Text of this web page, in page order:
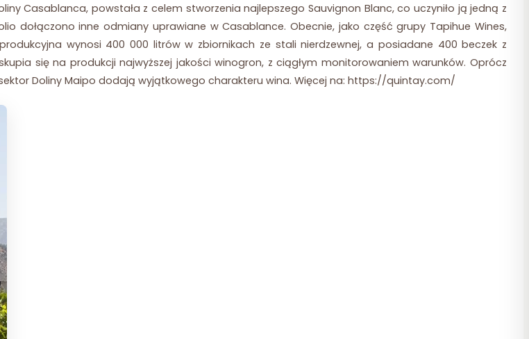
Casablanca, powstała z celem stworzenia najlepszego Sauvignon Blanc, co uczyniło ją jedną z
dołączono inne odmiany uprawiane w Casablance. Obecnie, jako część grupy Tapihue Wines,
wynosi 400 000 litrów w zbiornikach ze stali nierdzewnej, a posiadane 400 beczek z
się na produkcji najwyższej jakości winogron, z ciągłym monitorowaniem warunków. Oprócz
Doliny Maipo dodają wyjątkowego charakteru wina. Więcej na: https://quintay.com/